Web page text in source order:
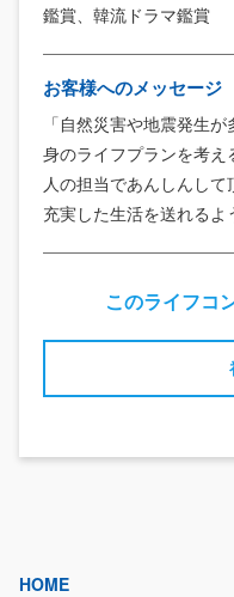
鑑賞、韓流ドラマ鑑賞
お客様へのメッセージ
「自然災害や地震発生
身のライフプランを考
人の担当であんしんして
充実した生活を送れるよ
このライフコ
HOME